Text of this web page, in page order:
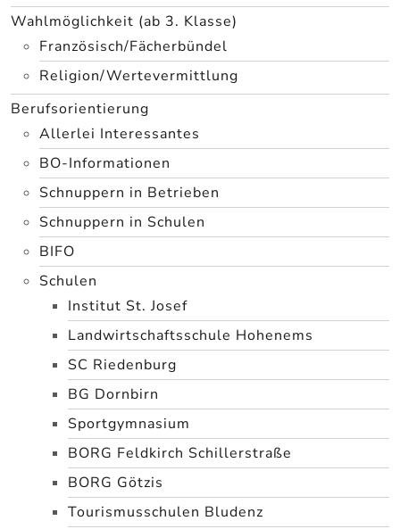
Wahlmöglichkeit (ab 3. Klasse)
Französisch/Fächerbündel
Religion/Wertevermittlung
Berufsorientierung
Allerlei Interessantes
BO-Informationen
Schnuppern in Betrieben
Schnuppern in Schulen
BIFO
Schulen
Institut St. Josef
Landwirtschaftsschule Hohenems
SC Riedenburg
BG Dornbirn
Sportgymnasium
BORG Feldkirch Schillerstraße
BORG Götzis
Tourismusschulen Bludenz